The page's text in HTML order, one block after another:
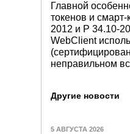
Главной
токенов и
2012 и Р 34.10-
WebClient
неправильном
Другие новости
5 АВГУСТА 2026